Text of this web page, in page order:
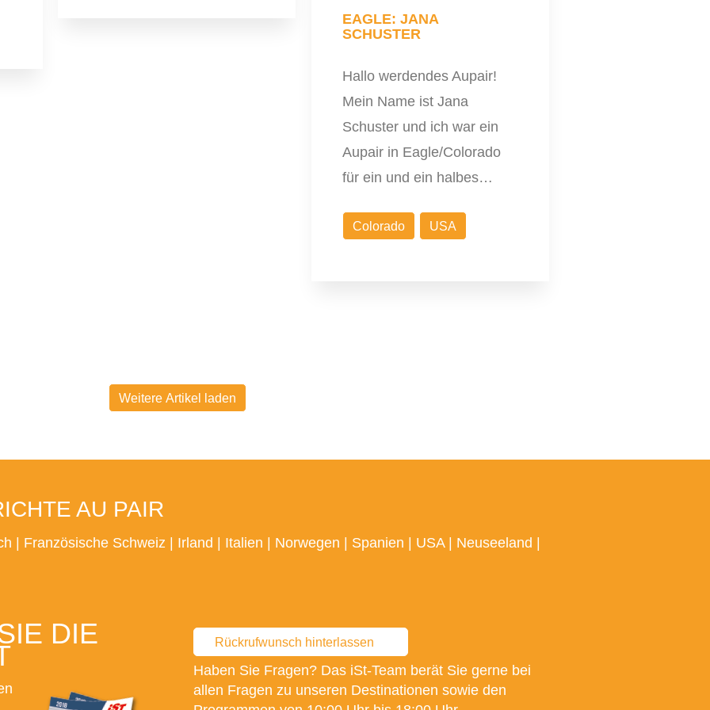
EAGLE: JANA
SCHUSTER
Hallo werdendes Aupair!
Mein Name ist Jana
Schuster und ich war ein
Aupair in Eagle/Colorado
für ein und ein halbes…
Colorado USA
Weitere Artikel laden
AU PAIR
Französische Schweiz Irland Italien Norwegen Spanien USA| Neuseeland
DIE Rückrufwunsch hinterlassen
Haben Sie Fragen? Das iSt-Team berät Sie gerne bei
allen Fragen zu unseren Destinationen sowie den